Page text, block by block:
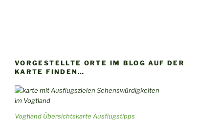
VORGESTELLTE ORTE IM BLOG AUF DER
KARTE FINDEN…
Vogtland Übersichtskarte Ausflugstipps